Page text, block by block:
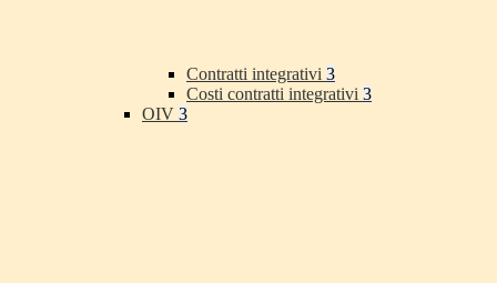
Contratti integrativi 3
Costi contratti integrativi 3
OIV 3